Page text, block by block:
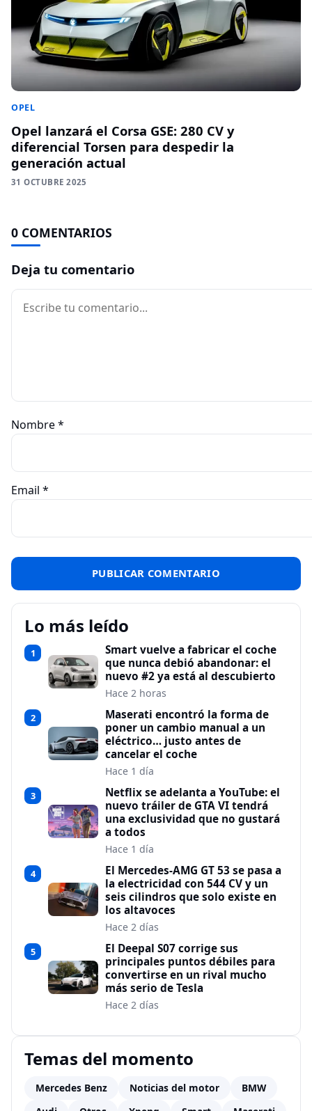
OPEL
Opel lanzará el Corsa GSE: 280 CV y
diferencial Torsen para despedir la
generación actual
31 OCTUBRE 2025
0 COMENTARIOS
Deja tu comentario
Comentario
Nombre*
Email *
Lo más leído
1
Smart vuelve a fabricar el coche
que nunca debió abandonar: el
nuevo #2 ya está al descubierto
Hace 2 horas
2
Maserati encontró la forma de
poner un cambio manual a un
eléctrico… justo antes de
cancelar el coche
Hace 1 día
3
Netflix se adelanta a YouTube: el
nuevo tráiler de GTA VI tendrá
una exclusividad que no gustará
a todos
Hace 1 día
4
El Mercedes-AMG GT 53 se pasa a
la electricidad con 544 CV y un
seis cilindros que solo existe en
los altavoces
Hace 2 días
5
El Deepal S07 corrige sus
principales puntos débiles para
convertirse en un rival mucho
más serio de Tesla
Hace 2 días
Temas del momento
Mercedes Benz Noticias del motor
BMW